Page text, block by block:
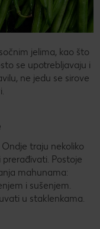
sočnim jelima, kao što
se upotrebljavaju i
ne jedu se sirove
traju nekoliko
Postoje
mahunama:
i sušenjem.
u staklenkama.